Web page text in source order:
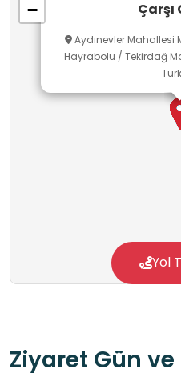
amacıyla kullanabilir
işçiliği, revaklar ve iç
gözlemleyerek
estetiğini
Çarşı
Aydınevler Mahallesi
Hayrabolu / Tekirdağ
−
Yol
Ziyaret Gün